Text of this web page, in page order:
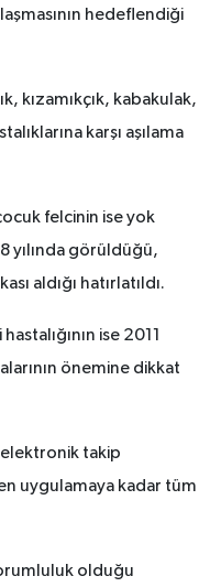
hedeflendiği
kızamıkçık, kabakulak,
karşı aşılama
felcinin ise yok
yılında görüldüğü,
aldığı hatırlatıldı.
ise 2011
önemine dikkat
elektronik takip
uygulamaya kadar tüm
olduğu